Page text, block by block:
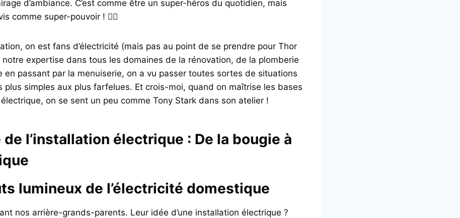
d’ambiance. C’est comme être un super-héros du quotidien, mais
comme super-pouvoir ! 🦸‍♂️
on est fans d’électricité (mais pas au point de se prendre pour Thor
notre expertise dans tous les domaines de la rénovation, de la plomberie
en passant par la menuiserie, on a vu passer toutes sortes de situations
plus simples aux plus farfelues. Et crois-moi, quand on maîtrise les bases
on se sent un peu comme Tony Stark dans son atelier !
de l’installation électrique : De la bougie à
lumineux de l’électricité domestique
nos arrière-grands-parents. Leur idée d’une installation électrique ?